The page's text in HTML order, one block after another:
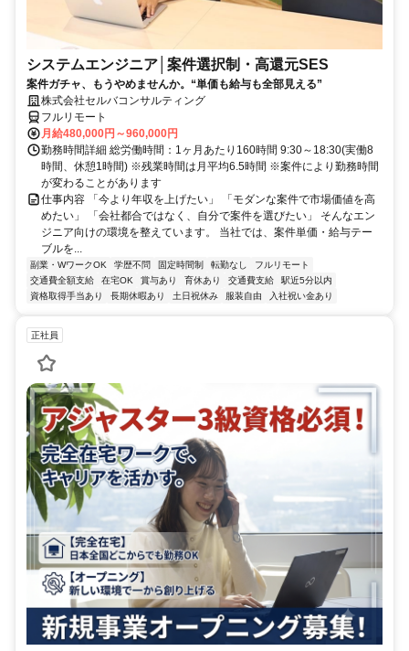
システムエンジニア│案件選択制・高還元SES
案件ガチャ、もうやめませんか。“単価も給与も全部見える”
株式会社セルバコンサルティング
フルリモート
月給480,000円～960,000円
勤務時間詳細 総労働時間：1ヶ月あたり160時間 9:30～18:30(実働8
時間、休憩1時間) ※残業時間は月平均6.5時間 ※案件により勤務時間
が変わることがあります
仕事内容 「今より年収を上げたい」 「モダンな案件で市場価値を高
めたい」 「会社都合ではなく、自分で案件を選びたい」 そんなエン
ジニア向けの環境を整えています。 当社では、案件単価・給与テー
ブルを...
副業・WワークOK 学歴不問 固定時間制 転勤なし
フルリモート
交通費全額支給
在宅OK 賞与あり 育休あり 交通費支給
駅近5分以内
資格取得手当あり
長期休暇あり 土日祝休み 服装自由 入社祝い金あり
正社員